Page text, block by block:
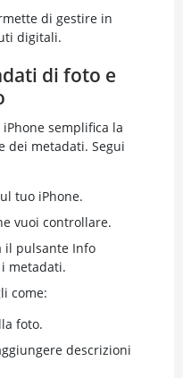
di gestire in
digitali.
di foto e
semplifica la
dei metadati. Segui
tuo iPhone.
vuoi controllare.
il pulsante Info
metadati.
come:
foto.
descrizioni